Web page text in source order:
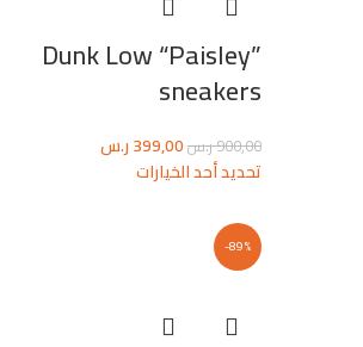
Dunk Low “Paisley”
sneakers
900,00ر.س399,00ر.س
تحديد أحد الخيارات
-89%